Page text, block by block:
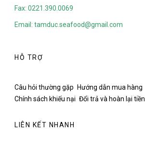
Fax: 0221.390.0069
Email: tamduc.seafood@gmail.com
HỖ TRỢ
Câu hỏi thường gặp
Hướng dẫn mua hàng
Chính sách khiếu nại Đổi trả và hoàn lại tiền
LIÊN KẾT NHANH